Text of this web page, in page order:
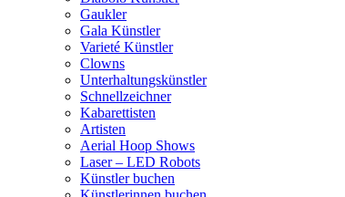
Gaukler
Gala Künstler
Varieté Künstler
Clowns
Unterhaltungskünstler
Schnellzeichner
Kabarettisten
Artisten
Aerial Hoop Shows
Laser – LED Robots
Künstler buchen